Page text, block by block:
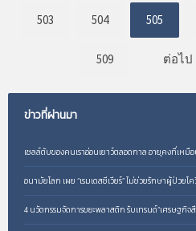
503 504 505
509 ต่อไป
ข่าวที่ผ่านมา
เซลล์ตับของคนเราอ่อนเยาว์ตลอดกาล อายุคงที่เหมื
อนามัยโลก เผย “เรมเดสซีเวียร์” ไม่ช่วยรักษาผู้ป่วยโ
4 นวัตกรรมจัดการขยะพลาสติก รับเทรนด์“เศรษฐกิจสี